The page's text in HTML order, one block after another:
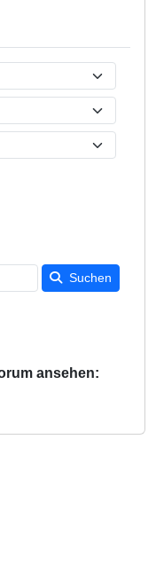
Suchen
ansehen: